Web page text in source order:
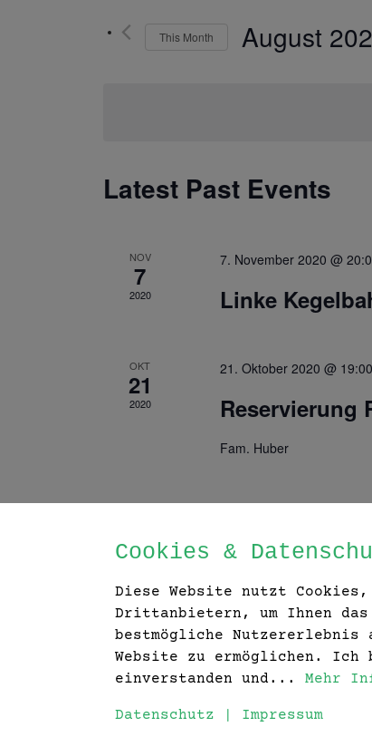
and
Navigation
Events
This Month August
Latest Past Events
NOV
7
2020
7. November 2020 @
Linke
OKT
21
2020
21. Oktober 2020 @ 19:00
Reservierung
Fam. Huber
Cookies &
Diese Website nutzt Cookies,
Drittanbietern, um Ihnen das
bestmögliche Nutzererlebnis
Website zu ermöglichen. Ich
einverstanden und... Mehr
Datenschutz Impressum